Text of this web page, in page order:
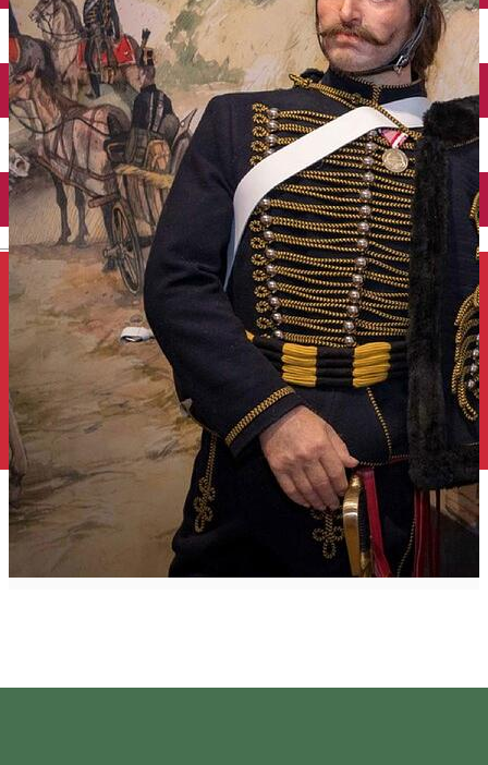
English
Închirieri auto
Închirieri de biciclete